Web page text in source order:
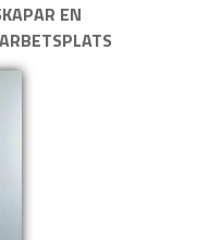
EN